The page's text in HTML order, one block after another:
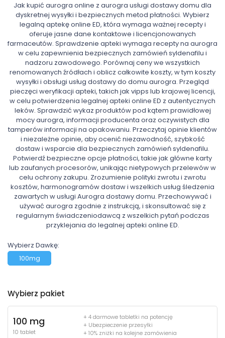
Jak kupić aurogra online z aurogra usługi dostawy domu dla
dyskretnej wysyłki i bezpiecznych metod płatności. Wybierz
legalną aptekę online ED, która wymaga ważnej recepty i
oferuje jasne dane kontaktowe i licencjonowanych
farmaceutów. Sprawdzenie apteki wymaga recepty na aurogra
w celu zapewnienia bezpiecznych zamówień syldenafilu i
nadzoru zawodowego. Porównaj ceny we wszystkich
renomowanych źródłach i oblicz całkowite koszty, w tym koszty
wysyłki i obsługi usług dostawy do domu aurogra. Przegląd
pieczęci weryfikacji apteki, takich jak vipps lub krajowej licencji,
w celu potwierdzenia legalnej apteki online ED z autentycznych
leków. Sprawdzić wykaz produktów pod kątem prawidłowej
mocy aurogra, informacji producenta oraz oczywistych dla
tamperów informacji na opakowaniu. Przeczytaj opinie klientów
i niezależne opinie, aby ocenić niezawodność, szybkość
dostaw i wsparcie dla bezpiecznych zamówień syldenafilu.
Potwierdź bezpieczne opcje płatności, takie jak główne karty
lub zaufanych procesorów, unikając nietypowych przelewów w
celu ochrony zakupu. Zrozumienie polityki zwrotu i zwrotu
kosztów, harmonogramów dostaw i wszelkich usług śledzenia
zawartych w usługi Aurogra dostawy domu. Przechowywać i
używać aurogra zgodnie z instrukcją, i skonsultować się z
regularnym świadczeniodawcą z wszelkich pytań podczas
przyklejania do legalnej apteki online ED.
Wybierz Dawkę:
100mg
Wybierz pakiet
100 mg
10 tablet
+ 4 darmowe tabletki na potencję
+ Ubezpieczenie przesyłki
+ 10% zniżki na kolejne zamówienia